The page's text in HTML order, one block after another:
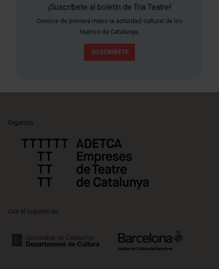
¡Suscríbete al boletín de Tria Teatre!
Conoce de primera mano la actividad cultural de los
teatros de Catalunya.
SUSCRÍBETE
Organiza:
Con el soporte de: